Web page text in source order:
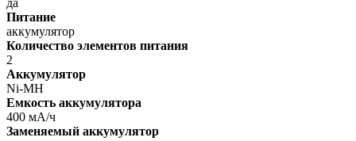
Питание
аккумулятор
Количество элементов питания
2
Аккумулятор
Ni-MH
Емкость аккумулятора
400 мА/ч
Заменяемый аккумулятор